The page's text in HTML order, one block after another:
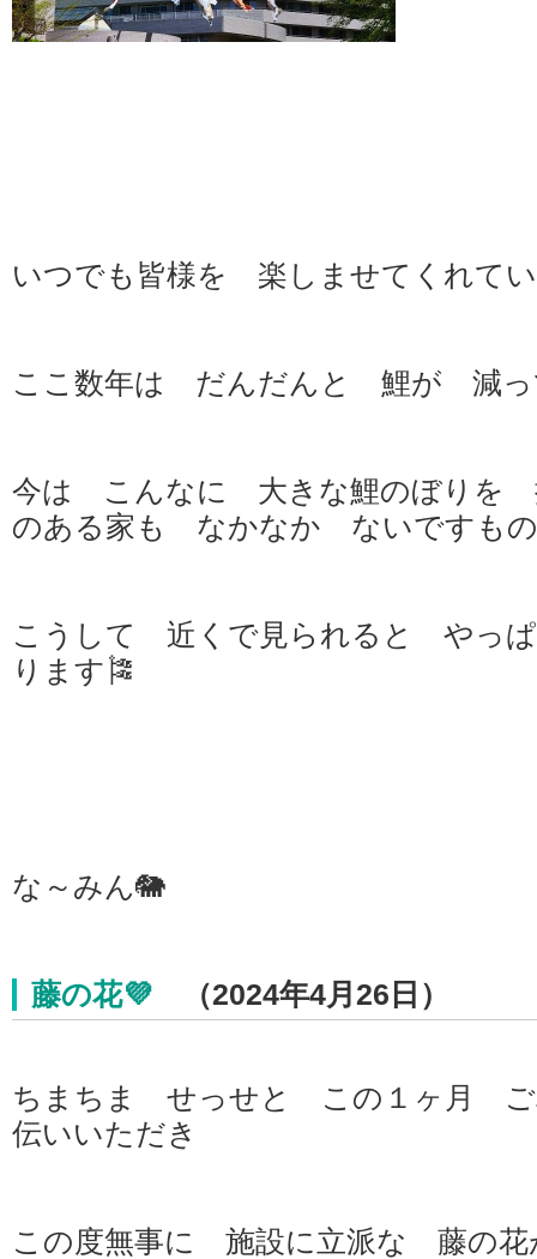
いつでも皆様を 楽しませてくれて
ここ数年は だんだんと 鯉が 減っ
今は こんなに 大きな鯉のぼりを
のある家も なかなか ないですもの
こうして 近くで見られると やっ
ります🎏
な～みん🐘
藤の花💜 （2024年4月26日）
ちまちま せっせと この１ヶ月 ご
伝いいただき
この度無事に 施設に立派な 藤の